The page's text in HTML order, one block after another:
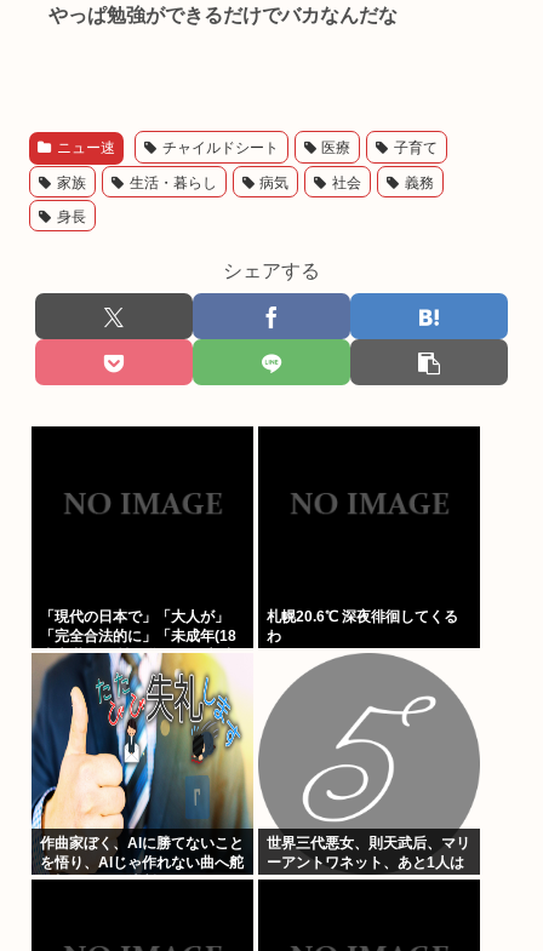
やっぱ勉強ができるだけでバカなんだな
ニュー速 チャイルドシート 医療 子育て
家族 生活・暮らし 病気 社会
義務
身長
シェアする
「現代の日本で」「大人が」
「完全合法的に」「未成年(18
歳未満)」と性行為をする方法
ってあるの？
札幌20.6℃ 深夜徘徊してくる
わ
作曲家ぼく、AIに勝てないこと
を悟り、AIじゃ作れない曲へ舵
を切ることを決断
世界三代悪女、則天武后、マリ
ーアントワネット、あと1人は